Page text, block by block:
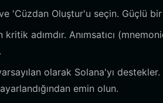
ve 'Cüzdan Oluştur'u seçin. Güçlü
kritik adımdır. Anımsatıcı
olarak Solana'yı
emin olun.